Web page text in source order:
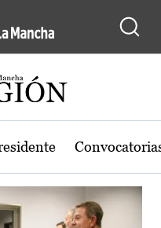
de Castilla-